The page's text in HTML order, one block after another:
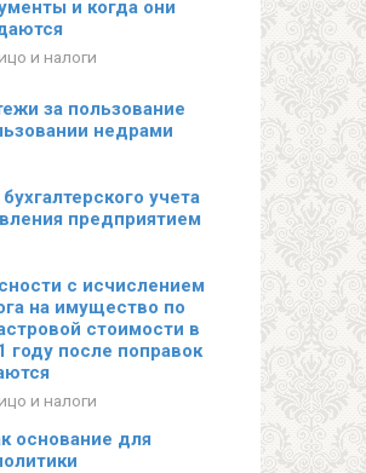
и когда они
и налоги
за пользование
недрами
учета
предприятием
с исчислением
на имущество по
стоимости в
году после поправок
и налоги
основание для